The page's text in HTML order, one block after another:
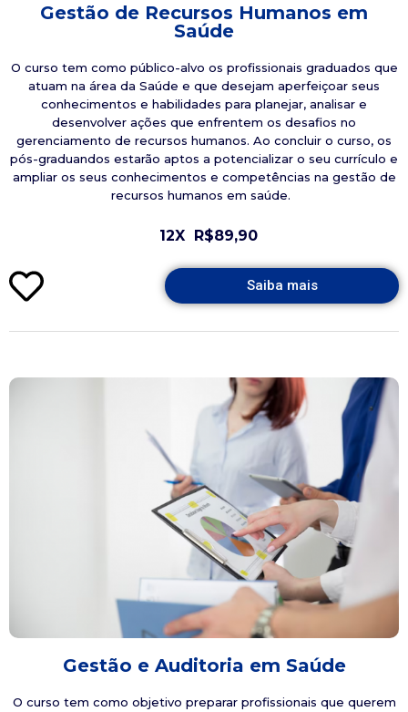
Gestão de Recursos Humanos em
Saúde
O curso tem como público-alvo os profissionais graduados que
atuam na área da Saúde e que desejam aperfeiçoar seus
conhecimentos e habilidades para planejar, analisar e
desenvolver ações que enfrentem os desafios no
gerenciamento de recursos humanos. Ao concluir o curso, os
pós-graduandos estarão aptos a potencializar o seu currículo e
ampliar os seus conhecimentos e competências na gestão de
recursos humanos em saúde.
12X R$89,90
Saiba mais
Gestão e Auditoria em Saúde
O curso tem como objetivo preparar profissionais que querem